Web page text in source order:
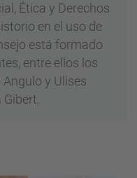
Ética y Derechos
en el uso de
está formado
entre ellos los
y Ulises
Gibert.